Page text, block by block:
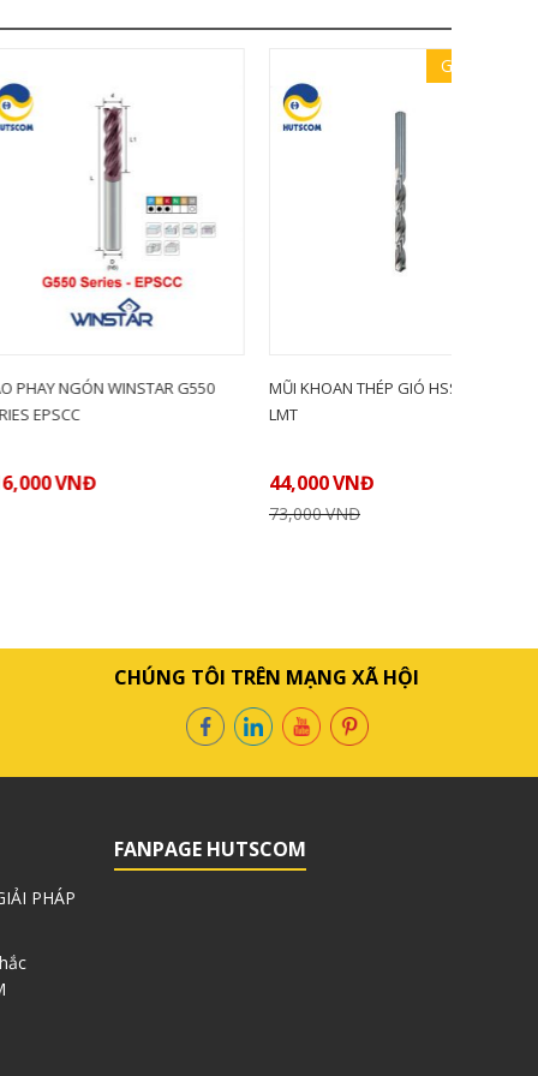
WINSTAR G550
MŨI KHOAN THÉP GIÓ HSS PHI 3.2
VNĐ
CHÚNG TÔI TRÊN MẠNG XÃ HỘI
PHÁP
FANPAGE HUTSCOM